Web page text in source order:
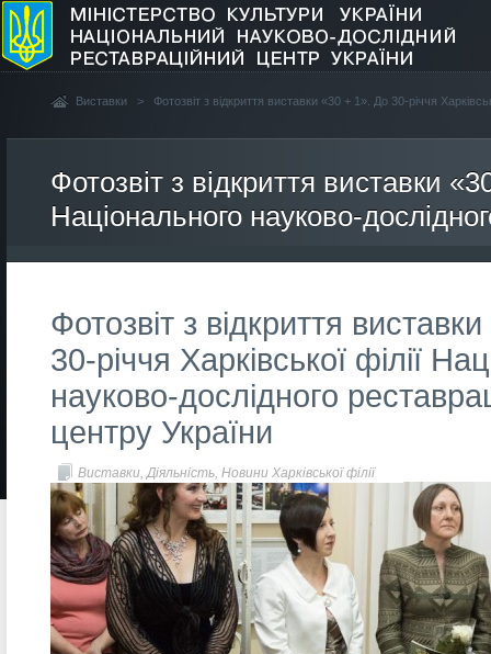
Виставки > Фотозвіт з відкриття виставки «30 + 1». До 30-річчя
Фотозвіт з відкриття виставки
Національного науково-
Фотозвіт з відкриття
30-річчя Харківської філії
науково-дослідного
центру України
Виставки,Діяльність, Новини Харківської філії